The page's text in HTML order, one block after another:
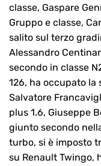
classe, Gaspare
Gruppo e classe,
salito sul terzo
Alessandro
secondo in classe
126, ha occupato la
Salvatore
plus 1.6, Giuseppe
giunto secondo
turbo, si è imposto
su Renault Twingo,